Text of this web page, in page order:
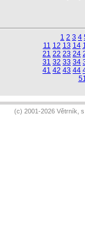
1 2 3 4
11 12 13 14
21 22 23 24
31 32 33 34
41 42 43 44
(c) 2001-2026 Větrník,